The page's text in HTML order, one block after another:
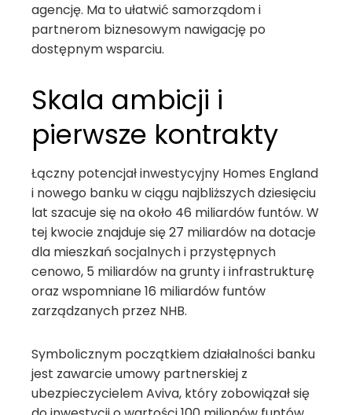
agencję. Ma to ułatwić samorządom i
partnerom biznesowym nawigację po
dostępnym wsparciu.
Skala ambicji i
pierwsze kontrakty
Łączny potencjał inwestycyjny Homes England
i nowego banku w ciągu najbliższych dziesięciu
lat szacuje się na około 46 miliardów funtów. W
tej kwocie znajduje się 27 miliardów na dotacje
dla mieszkań socjalnych i przystępnych
cenowo, 5 miliardów na grunty i infrastrukturę
oraz wspomniane 16 miliardów funtów
zarządzanych przez NHB.
Symbolicznym początkiem działalności banku
jest zawarcie umowy partnerskiej z
ubezpieczycielem Aviva, który zobowiązał się